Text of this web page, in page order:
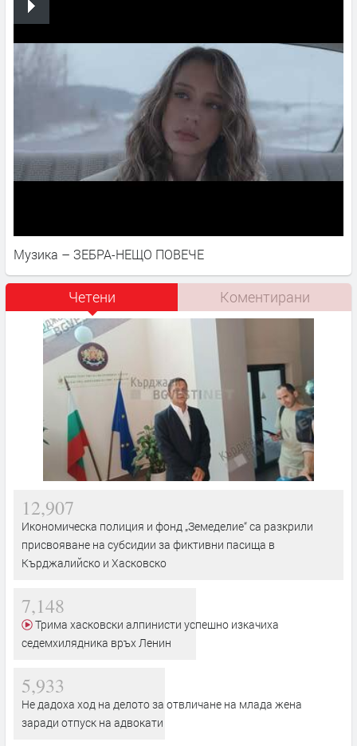
Музика – ЗЕБРА-НЕЩО ПОВЕЧЕ
Четени Коментирани
12,907
Икономическа полиция и фонд „Земеделие“ са разкрили
присвояване на субсидии за фиктивни пасища в
Кърджалийско и Хасковско
7,148
седемхилядника връх Ленин
5,933
Не дадоха ход на делото за отвличане на млада жена
заради отпуск на адвокати